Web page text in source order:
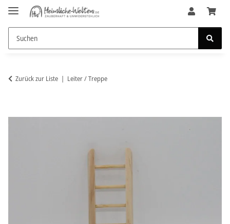
Zurück zur Liste Leiter / Treppe